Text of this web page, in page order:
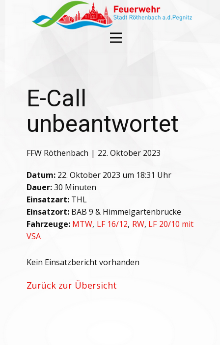
E-Call
unbeantwortet
FFW Röthenbach 22. Oktober 2023
Datum: 22. Oktober 2023 um 18:31 Uhr
Dauer:30 Minuten
Einsatzart: THL
Einsatzort: BAB 9 & Himmelgartenbrücke
Fahrzeuge: MTW, LF 16/12, RW, LF 20/10 mit
VSA
Kein Einsatzbericht vorhanden
Zurück zur Übersicht